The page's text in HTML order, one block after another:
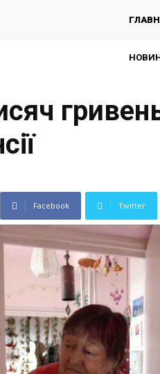
Facebook Twitter